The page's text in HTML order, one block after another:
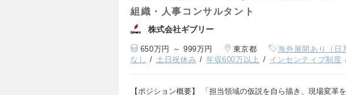
組織・人事コンサルタント
株式会社ギブリー
650万円 ～ 999万円 東京都 海外展開あり（日
なし
土日祝休み 年収600万以上 インセンティブ制度
【ポジション概要】 「担当領域の仮説を自ら描き、現場変革